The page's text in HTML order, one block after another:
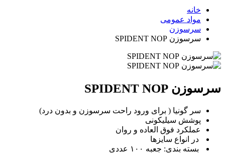
خانه
مواد عمومی
سرسوزن
سرسوزن SPIDENT NOP
سرسوزن SPIDENT NOP
سر گونيا ( براى ورود راحت سرسوزن و بدون درد)
پوشش سيليكونى
عملكرد فوق العاده و روان
در انواع سايزها
بسته بندی: جعبه ۱۰۰ عددی